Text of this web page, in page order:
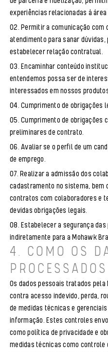
experiências relacionadas à
Permitir a comunicação com
atendimento para sanar
estabelecer relação contratual.
Encaminhar conteúdo
entendemos possa ser de
interessados em nossos
Cumprimento de obrigações
Cumprimento de obrigações
preliminares de contrato.
Avaliar se o perfil de um
de emprego.
Realizar a admissão dos
cadastramento no sistema, bem
contratos com colaboradores e
devidas obrigações legais.
Estabelecer a segurança
indiretamente para a Mohawk
4. COMO OS
Os dados pessoais tratados
contra acesso indevido, perda,
de medidas técnicas e
informação. Estes controles
como política de privacidade e
medidas técnicas como controle